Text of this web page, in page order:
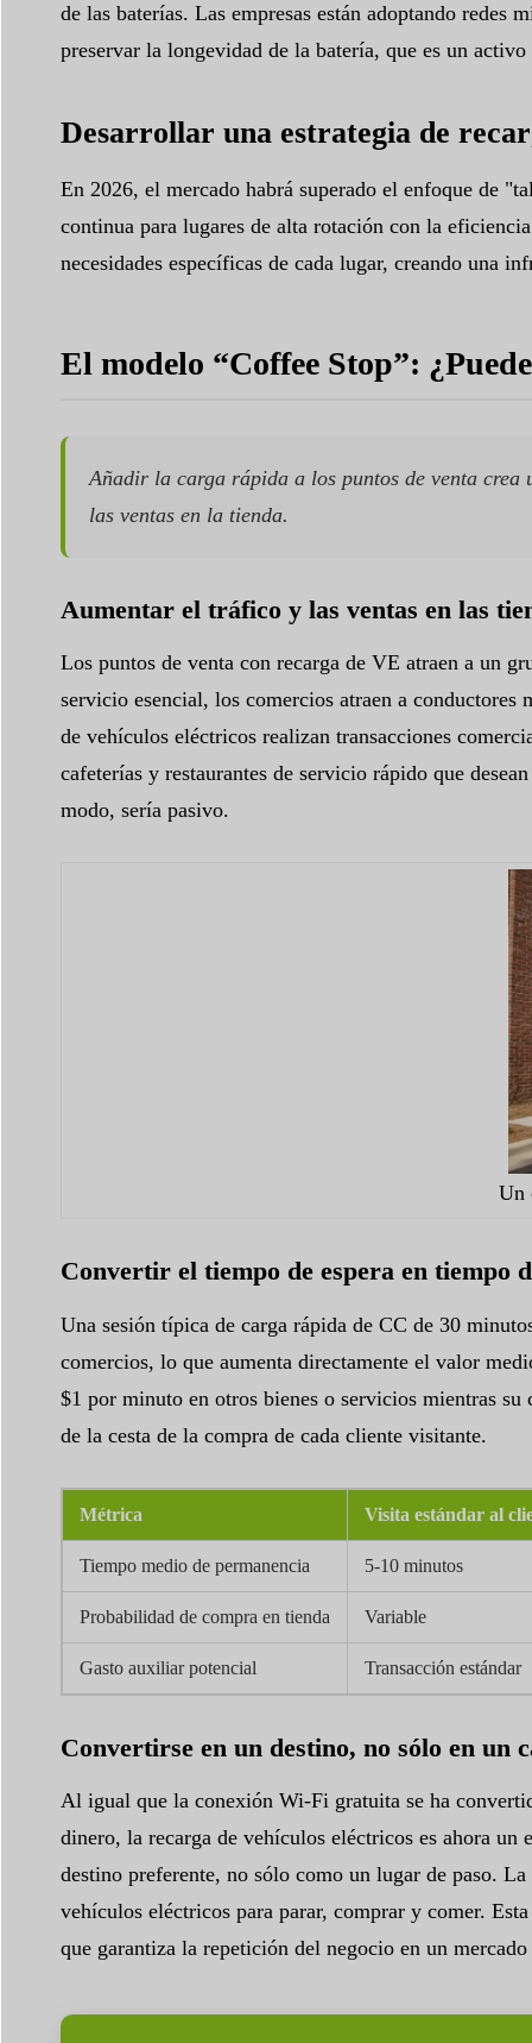
de las baterías. Las empresas están adoptando redes
preservar la longevidad de la batería, que es un
Desarrollar una estrategia de
En 2026, el mercado habrá superado el enfoque de
continua para lugares de alta rotación con la
necesidades específicas de cada lugar, creando una
El modelo “Coffee Stop”:
Añadir la carga rápida a los puntos de venta
las ventas en la tienda.
Aumentar el tráfico y las ventas en las
Los puntos de venta con recarga de VE atraen a un
servicio esencial, los comercios atraen a conductores
de vehículos eléctricos realizan transacciones
cafeterías y restaurantes de servicio rápido que
modo, sería pasivo.
Un
Convertir el tiempo de espera en tiempo
Una sesión típica de carga rápida de CC de 30
comercios, lo que aumenta directamente el valor
$1 por minuto en otros bienes o servicios mientras su
de la cesta de la compra de cada cliente visitante.
Métrica Visita estándar al
Tiempo medio de permanencia 5-10 minutos
Probabilidad de compra en tienda Variable
Gasto auxiliar potencial Transacción estándar
Convertirse en un destino, no sólo en un
Al igual que la conexión Wi-Fi gratuita se ha
dinero, la recarga de vehículos eléctricos es ahora
destino preferente, no sólo como un lugar de paso.
vehículos eléctricos para parar, comprar y comer.
que garantiza la repetición del negocio en un